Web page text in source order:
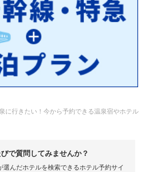
に行きたい！今から予約できる温泉宿やホテル
で質問してみませんか？
選んだホテルを検索できるホテル予約サイ